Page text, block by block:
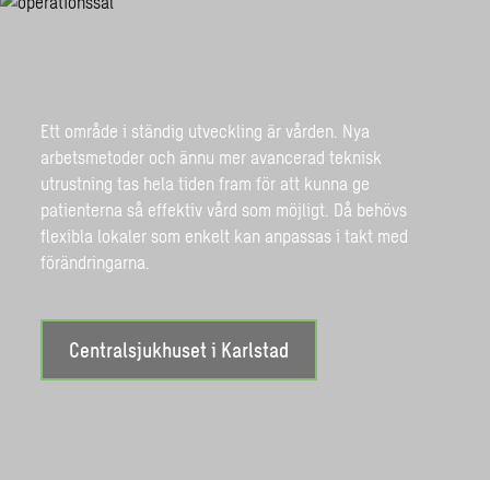
Ett område i ständig utveckling är vården. Nya
arbetsmetoder och ännu mer avancerad teknisk
utrustning tas hela tiden fram för att kunna ge
patienterna så effektiv vård som möjligt. Då behövs
flexibla lokaler som enkelt kan anpassas i takt med
förändringarna.
Centralsjukhuset i Karlstad